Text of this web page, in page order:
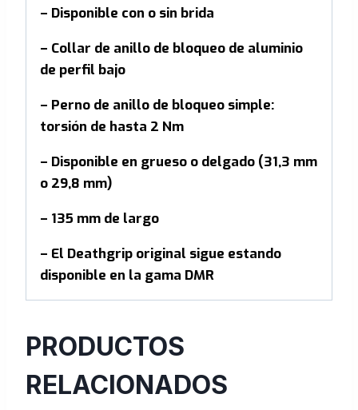
– Disponible con o sin brida
– Collar de anillo de bloqueo de aluminio
de perfil bajo
– Perno de anillo de bloqueo simple:
torsión de hasta 2 Nm
– Disponible en grueso o delgado (31,3 mm
o 29,8 mm)
– 135 mm de largo
– El Deathgrip original sigue estando
disponible en la gama DMR
PRODUCTOS
RELACIONADOS